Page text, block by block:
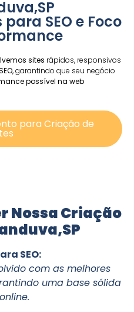
SEO e Foco
sites rápidos, responsivos
garantindo que seu negócio
possível na web
para Criação de
Nossa Criação
SEO:
com as melhores
uma base sólida